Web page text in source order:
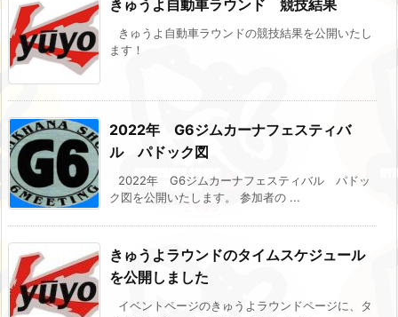
きゅうよ自動車ラウンド 競技結果
きゅうよ自動車ラウンドの競技結果を公開いたし
ます！
2022年 G6ジムカーナフェスティバ
ル パドック図
2022年 G6ジムカーナフェスティバル パドッ
ク図を公開いたします。 参加者の ...
きゅうよラウンドのタイムスケジュール
を公開しました
イベントページのきゅうよラウンドページに、タ